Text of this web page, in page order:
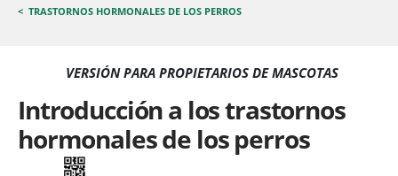
< TRASTORNOS HORMONALES DE LOS PERROS
VERSIÓN PARA PROPIETARIOS DE MASCOTAS
Introducción a los trastornos
hormonales de los perros